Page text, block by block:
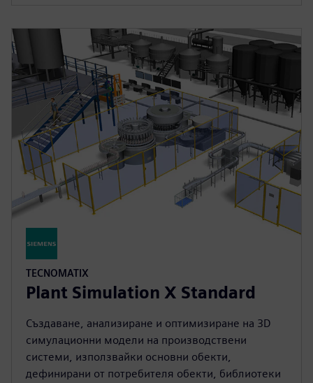
TECNOMATIX
Plant Simulation X Standard
Създаване, анализиране и оптимизиране на 3D
симулационни модели на производствени
системи, използвайки основни обекти,
дефинирани от потребителя обекти, библиотеки